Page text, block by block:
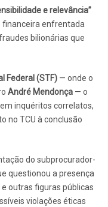
e relevância”
financeira enfrentada
bilionárias que
Federal (STF) — onde o
André Mendonça — o
inquéritos correlatos,
no TCU à conclusão
do subprocurador-
questionou a presença
outras figuras públicas
violações éticas